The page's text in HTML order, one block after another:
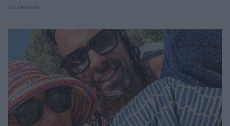
CELEBRITIES